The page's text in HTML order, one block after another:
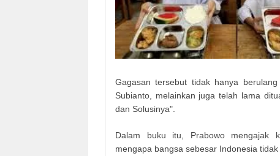
Gagasan tersebut tidak hanya
Subianto, melainkan juga telah lama
dan Solusinya".
Dalam buku itu, Prabowo mengajak
mengapa bangsa sebesar Indonesia